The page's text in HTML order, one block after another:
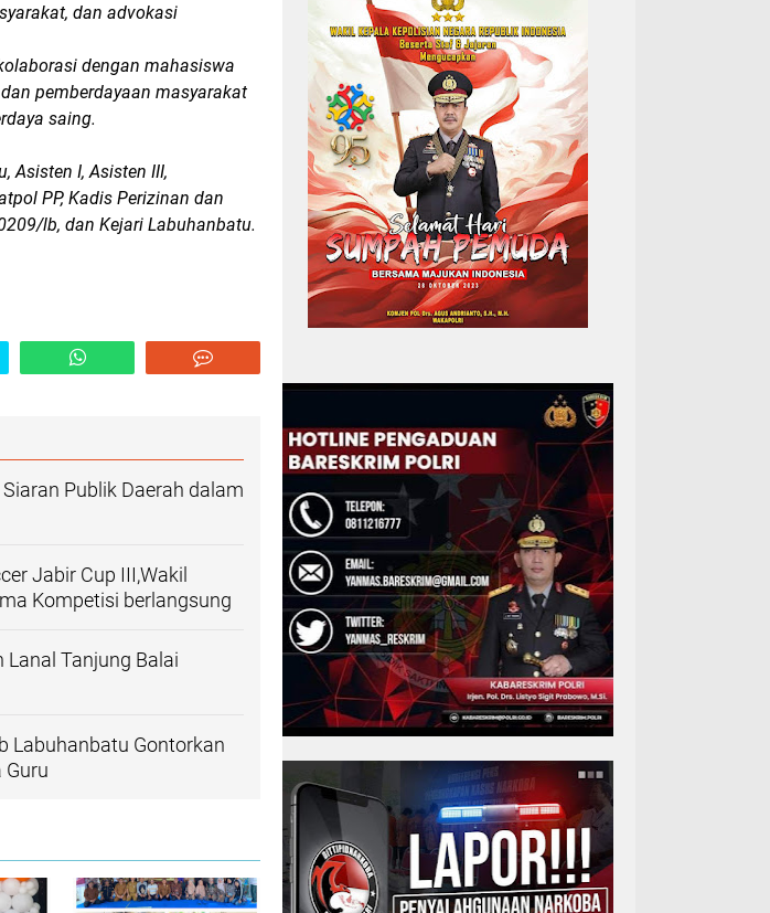
dan advokasi
dengan mahasiswa
pemberdayaan masyarakat
saing.
Asisten I, Asisten III,
PP, Kadis Perizinan dan
lb, dan Kejari Labuhanbatu.
Publik Daerah dalam
Jabir Cup III,Wakil
Kompetisi berlangsung
Tanjung Balai
Labuhanbatu Gontorkan
Guru